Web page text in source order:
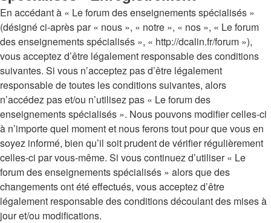
En accédant à « Le forum des enseignements spécialisés »
(désigné ci-après par « nous », « notre », « nos », « Le forum
des enseignements spécialisés », « http://dcalin.fr/forum »),
vous acceptez d’être légalement responsable des conditions
suivantes. Si vous n’acceptez pas d’être légalement
responsable de toutes les conditions suivantes, alors
n’accédez pas et/ou n’utilisez pas « Le forum des
enseignements spécialisés ». Nous pouvons modifier celles-ci
à n’importe quel moment et nous ferons tout pour que vous en
soyez informé, bien qu’il soit prudent de vérifier régulièrement
celles-ci par vous-même. Si vous continuez d’utiliser « Le
forum des enseignements spécialisés » alors que des
changements ont été effectués, vous acceptez d’être
légalement responsable des conditions découlant des mises à
jour et/ou modifications.